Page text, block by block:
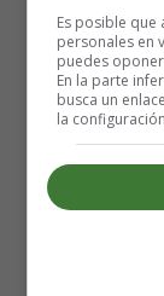
3
coco
1 huevo
1/4
1
1/2
de
Es posible
personales en
puedes
En la parte
busca un
la